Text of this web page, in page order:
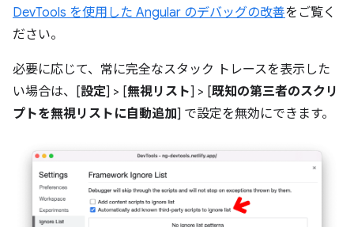
DevTools を使用した Angular のデバッグの改善をご覧く
ださい。
必要に応じて、常に完全なスタック トレースを表示した
い場合は、[設定] > [無視リスト] > [既知の第三者のスクリ
プトを無視リストに自動追加] で設定を無効にできます。